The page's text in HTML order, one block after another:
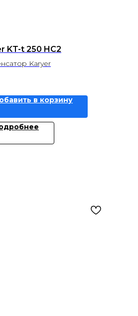
KT-t 250 HC2
Karyer
в корзину